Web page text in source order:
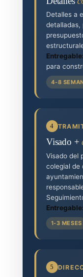
Detalles a
detalladas,
Entregable:
para
4-8
4
Visado +
Visado del
colegial de
Entregable:
1-3 MESES
5